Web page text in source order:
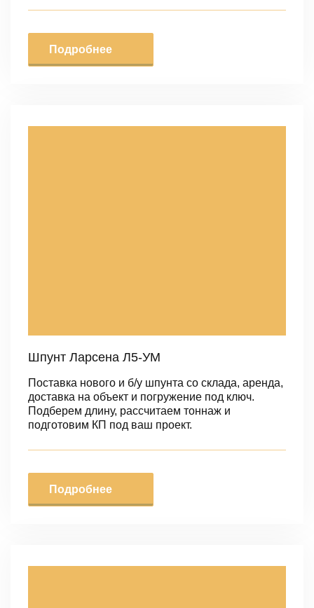
Подробнее
Шпунт Ларсена Л5-УМ
Поставка нового и б/у шпунта со склада, аренда,
доставка на объект и погружение под ключ.
Подберем длину, рассчитаем тоннаж и
подготовим КП под ваш проект.
Подробнее